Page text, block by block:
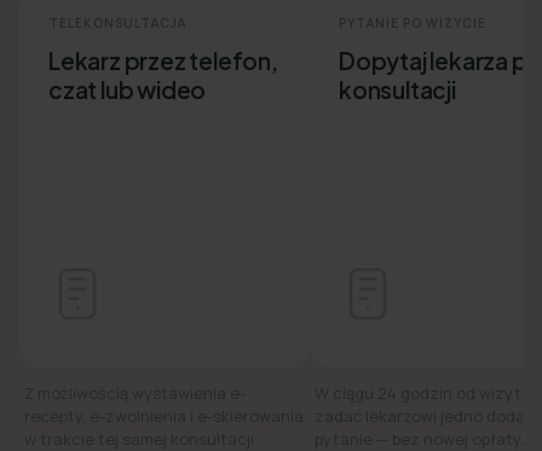
TELEKONSULTACJA
Lekarz przez telefon,
czat lub wideo
Z możliwością wystawienia e-
recepty, e-zwolnienia i e-skierowania
w trakcie tej samej konsultacji.
PYTANIE PO WIZYCIE
Dopytaj lekarza po
konsultacji
W ciągu 24 godzin od wizyty
zadać lekarzowi jedno
pytanie — bez nowej opłaty.